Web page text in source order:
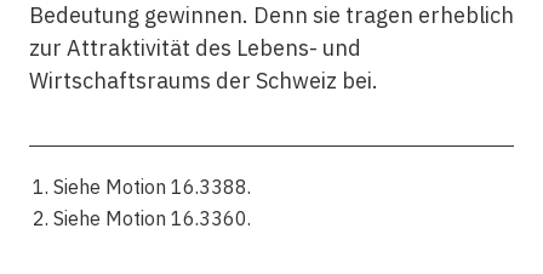
Bedeutung gewinnen. Denn sie tragen erheblich
zur Attraktivität des Lebens- und
Wirtschaftsraums der Schweiz bei.
Siehe Motion 16.3388.
Siehe Motion 16.3360.